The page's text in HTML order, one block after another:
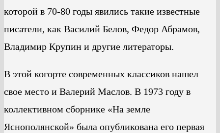
которой в 70-80 годы явились такие известные
писатели, как Василий Белов, Федор Абрамов,
Владимир Крупин и другие литераторы.
В этой когорте современных классиков нашел
свое место и Валерий Маслов. В 1973 году в
коллективном сборнике «На земле
Яснополянской» была опубликована его первая